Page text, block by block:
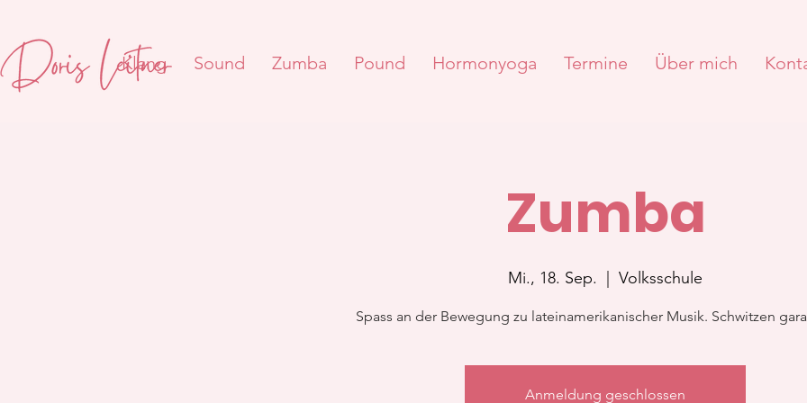
Klang Sound Zumba Pound Hormonyoga Termine Über mich
Zumba
Mi., 18. Sep. Volksschule
Spass an der Bewegung zu lateinamerikanischer Musik. Schwitzen
Anmeldung geschlossen